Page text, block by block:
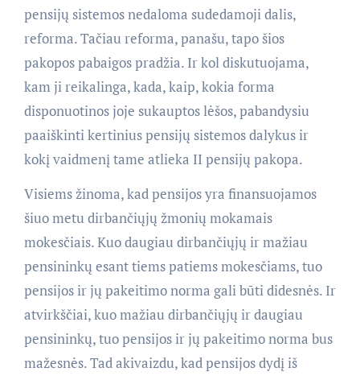
pensijų sistemos nedaloma sudedamoji dalis,
reforma. Tačiau reforma, panašu, tapo šios
pakopos pabaigos pradžia. Ir kol diskutuojama,
kam ji reikalinga, kada, kaip, kokia forma
disponuotinos joje sukauptos lėšos, pabandysiu
paaiškinti kertinius pensijų sistemos dalykus ir
kokį vaidmenį tame atlieka II pensijų pakopa.
Visiems žinoma, kad pensijos yra finansuojamos
šiuo metu dirbančiųjų žmonių mokamais
mokesčiais. Kuo daugiau dirbančiųjų ir mažiau
pensininkų esant tiems patiems mokesčiams, tuo
pensijos ir jų pakeitimo norma gali būti didesnės. Ir
atvirkščiai, kuo mažiau dirbančiųjų ir daugiau
pensininkų, tuo pensijos ir jų pakeitimo norma bus
mažesnės. Tad akivaizdu, kad pensijos dydį iš